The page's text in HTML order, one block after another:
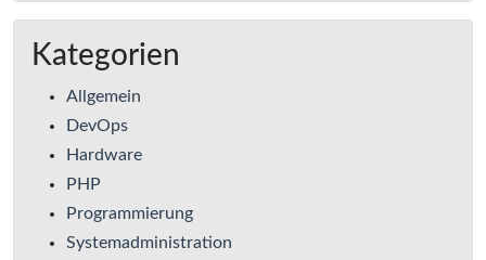
Kategorien
Allgemein
DevOps
Hardware
PHP
Programmierung
Systemadministration